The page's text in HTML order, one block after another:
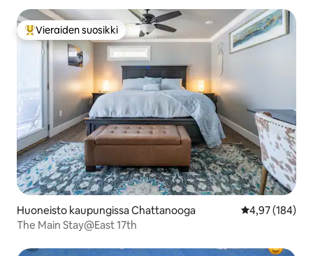
Vieraiden suosikkien parhaimmistoa
Vieraiden suosikki
Huoneisto kaupungissa Chattanooga
4,97 (184)
The Main Stay@East 17th